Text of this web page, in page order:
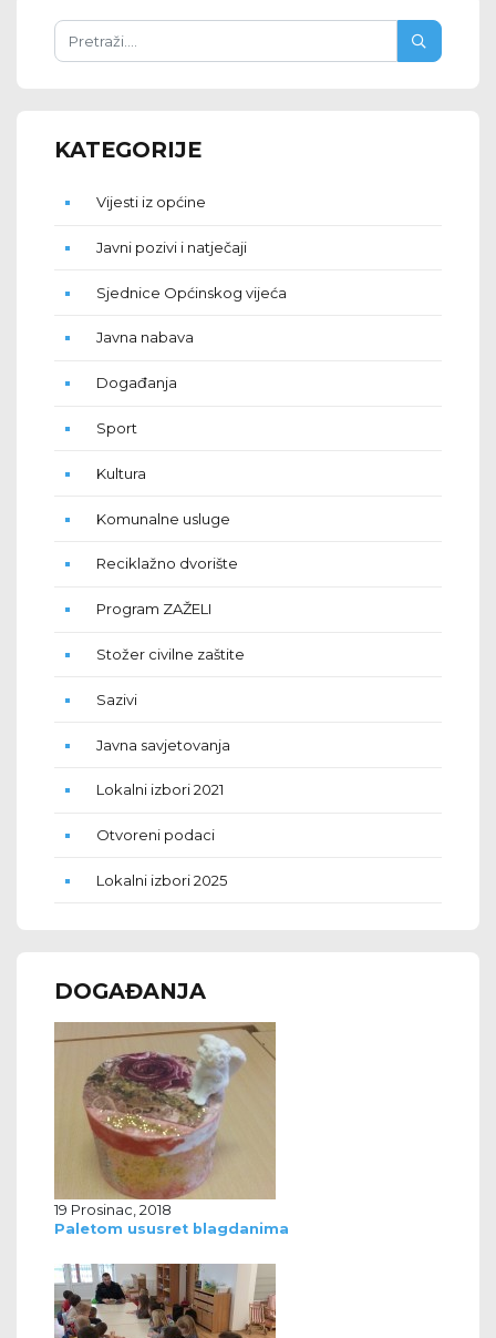
KATEGORIJE
Vijesti iz općine
Javni pozivi i natječaji
Sjednice Općinskog vijeća
Javna nabava
Događanja
Sport
Kultura
Komunalne usluge
Reciklažno dvorište
Program ZAŽELI
Stožer civilne zaštite
Sazivi
Javna savjetovanja
Lokalni izbori 2021
Otvoreni podaci
Lokalni izbori 2025
DOGAĐANJA
19 Prosinac, 2018
Paletom ususret blagdanima